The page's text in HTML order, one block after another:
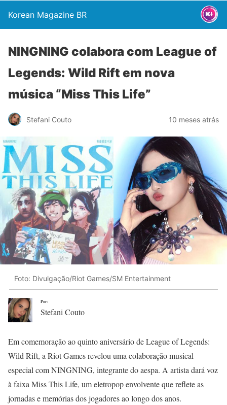
Korean Magazine BR
NINGNING colabora com League of
Legends: Wild Rift em nova
música “Miss This Life”
Stefani Couto 10 meses atrás
Foto: Divulgação/Riot Games/SM Entertainment
Por:
Stefani Couto
Em comemoração ao quinto aniversário de League of Legends:
Wild Rift, a Riot Games revelou uma colaboração musical
especial com NINGNING, integrante do aespa. A artista dará voz
à faixa Miss This Life, um eletropop envolvente que reflete as
jornadas e memórias dos jogadores ao longo dos anos.